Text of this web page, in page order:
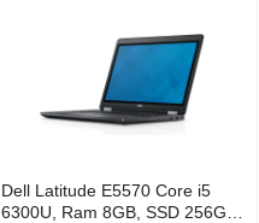
Dell Latitude E5570 Core i5
6300U, Ram 8GB, SSD 256GB,